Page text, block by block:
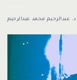
د. عبدالرحيم محمد عبدالرحيم